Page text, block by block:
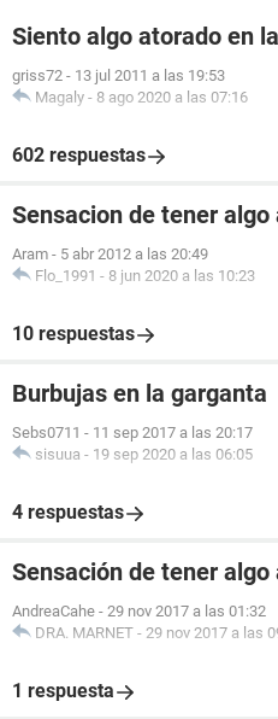
Siento algo atorado en
griss72 - 13 jul 2011 a las 19:53
Magaly - 8 ago 2020 a las 07:16
602 respuestas
Sensacion de tener
Aram - 5 abr 2012 a las 20:49
Flo_1991 - 8 jun 2020 a las 10:23
10 respuestas
Burbujas en la garganta
Sebs0711 - 11 sep 2017 a las 20:17
sisuua - 19 sep 2020 a las 06:05
4 respuestas
Sensación de tener
AndreaCahe - 29 nov 2017 a las 01:32
DRA. MARNET - 29 nov 2017 a las
1 respuesta